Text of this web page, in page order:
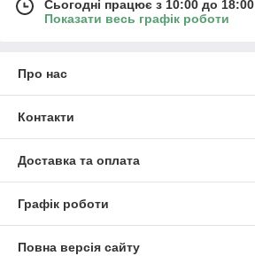
Сьогодні працює з 10:00 до 18:00
Показати весь графік роботи
Про нас
Контакти
Доставка та оплата
Графік роботи
Повна версія сайту